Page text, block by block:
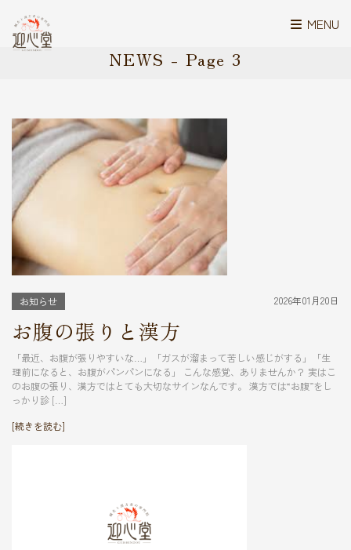
MENU
NEWS - Page 3
お知らせ 2026年01月20日
お腹の張りと漢方
「最近、お腹が張りやすいな…」「ガスが溜まって苦しい感じがする」「生
理前になると、お腹がパンパンになる」 こんな感覚、ありませんか？ 実はこ
のお腹の張り、漢方ではとても大切なサインなんです。 漢方では“お腹”をし
っかり診 […]
[続きを読む]